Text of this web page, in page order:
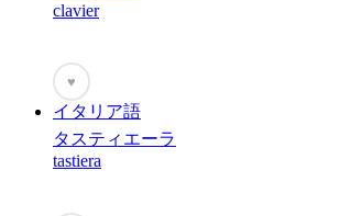
clavier
♥
イタリア語
タスティエーラ
tastiera